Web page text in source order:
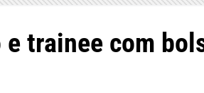
trainee com